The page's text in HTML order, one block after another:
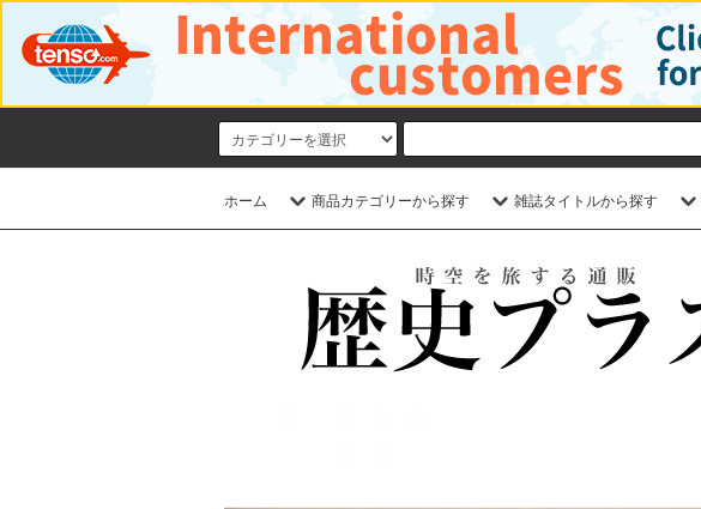
ホーム 商品カテゴリーから探す 雑誌タイトルから探す